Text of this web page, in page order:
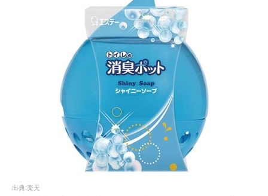
出典:楽天